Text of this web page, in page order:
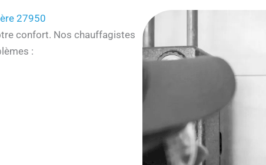
27950
confort. Nos chauffagistes
: